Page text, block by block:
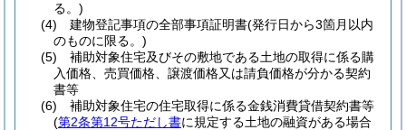
る。)
(4)
建物登記事項の全部事項証明書(発行日から3箇月以内
のものに限る。)
(5)
補助対象住宅及びその敷地である土地の取得に係る購
入価格、売買価格、譲渡価格又は請負価格が分かる契約
書等
(6)
補助対象住宅の住宅取得に係る金銭消費貸借契約書等
(第2条第12号ただし書に規定する土地の融資がある場合